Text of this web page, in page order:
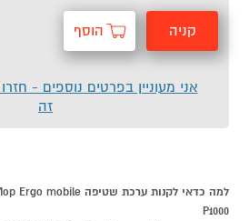
קניה הוסף
אני מעוניין בפרטים נוספים -
זה
P1000